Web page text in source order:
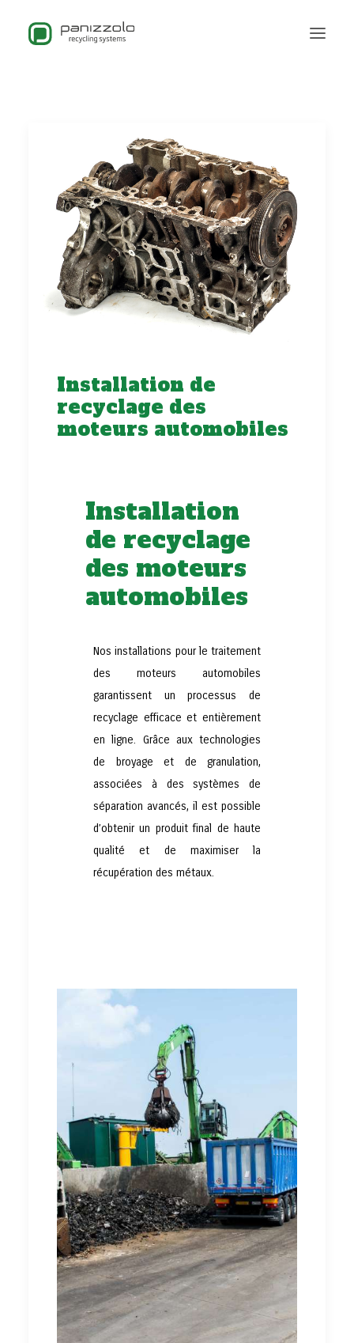
Installation de
recyclage des
moteurs automobiles
Installation
de recyclage
des moteurs
automobiles
Nos installations pour le traitement
des moteurs automobiles
garantissent un processus de
recyclage efficace et entièrement
en ligne. Grâce aux technologies
de broyage et de granulation,
associées à des systèmes de
séparation avancés, il est possible
d’obtenir un produit final de haute
qualité et de maximiser la
récupération des métaux.